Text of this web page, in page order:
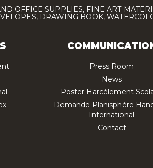
OFFICE SUPPLIES, FINE ART
DRAWING BOOK,
Press Room
News
Poster Harcèlement
Demande Planisphère
International
Contact